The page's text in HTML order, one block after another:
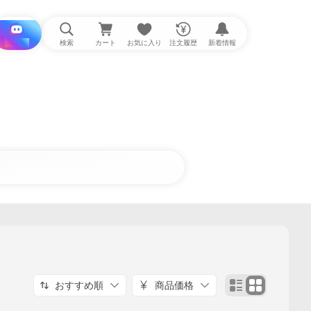
i と探す 検索 カート お気に入り 注文履歴 新着情報
おすすめ順 商品価格